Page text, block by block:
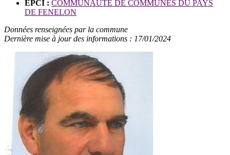
EPCI : COMMUNAUTE DE COMMUNES DU PAYS
DE FENELON
Données renseignées par la commune
Dernière mise à jour des informations : 17/01/2024